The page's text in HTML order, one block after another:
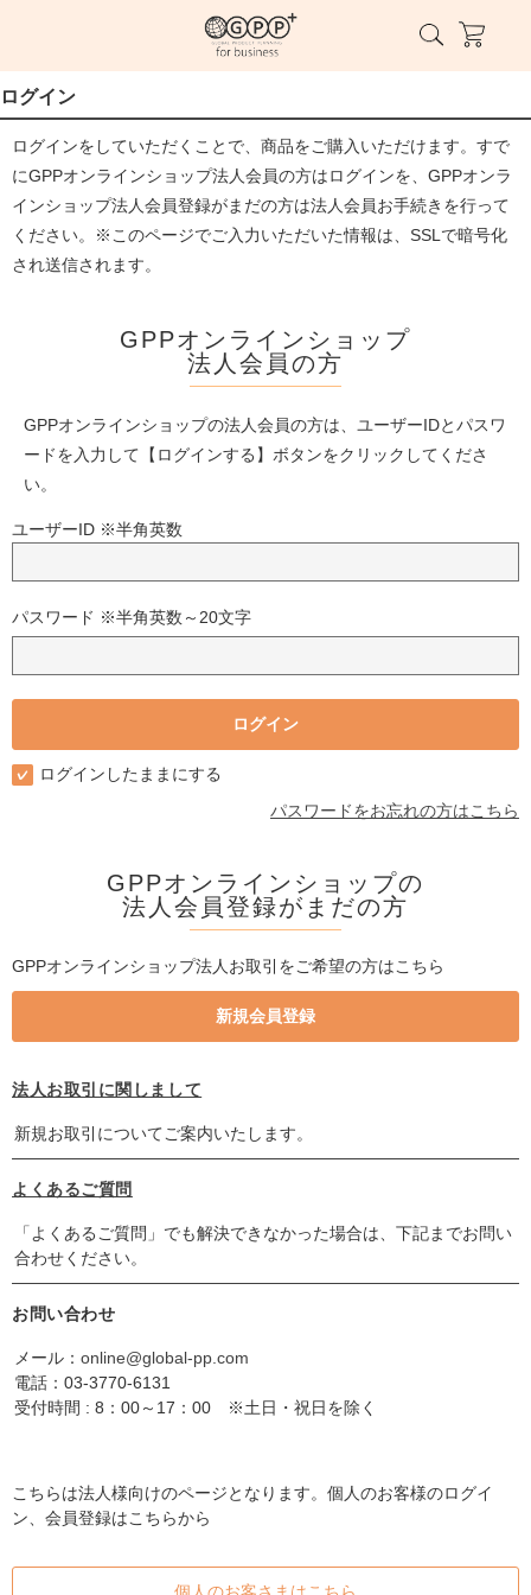
ログイン
ログインをしていただくことで、商品をご購入いただけます。すで
にGPPオンラインショップ法人会員の方はログインを、GPPオンラ
インショップ法人会員登録がまだの方は法人会員お手続きを行って
ください。※このページでご入力いただいた情報は、SSLで暗号化
され送信されます。
GPPオンラインショップ
法人会員の方
GPPオンラインショップの法人会員の方は、ユーザーIDとパスワ
ードを入力して【ログインする】ボタンをクリックしてくださ
い。
ユーザーID ※半角英数
パスワード ※半角英数～20文字
ログインしたままにする
パスワードをお忘れの方はこちら
GPPオンラインショップの
法人会員登録がまだの方
GPPオンラインショップ法人お取引をご希望の方はこちら
法人お取引に関しまして
新規お取引についてご案内いたします。
よくあるご質問
「よくあるご質問」でも解決できなかった場合は、下記までお問い
合わせください。
お問い合わせ
メール： online@global-pp.com
電話： 03-3770-6131
受付時間 : 8：00～17：00 ※土日・祝日を除く
こちらは法人様向けのページとなります。個人のお客様のログイ
ン、会員登録はこちらから